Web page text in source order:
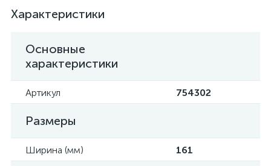
Характеристики
Основные
характеристики
Артикул 754302
Размеры
Ширина (мм) 161